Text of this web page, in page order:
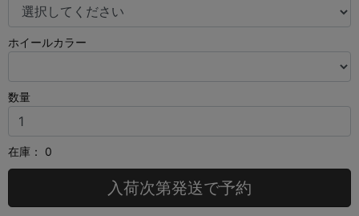
ホイールカラー
数量
在庫： 0
入荷次第発送で予約